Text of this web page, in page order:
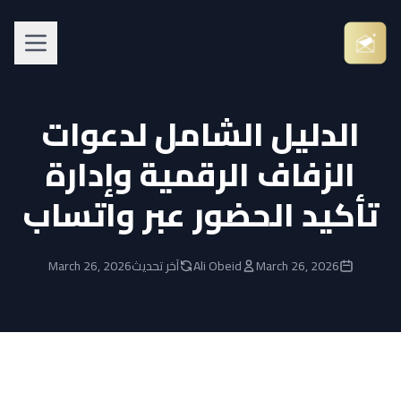
الدليل الشامل لدعوات
الزفاف الرقمية وإدارة
تأكيد الحضور عبر واتساب
March 26, 2026
Ali Obeid آخر تحديثMarch 26, 2026